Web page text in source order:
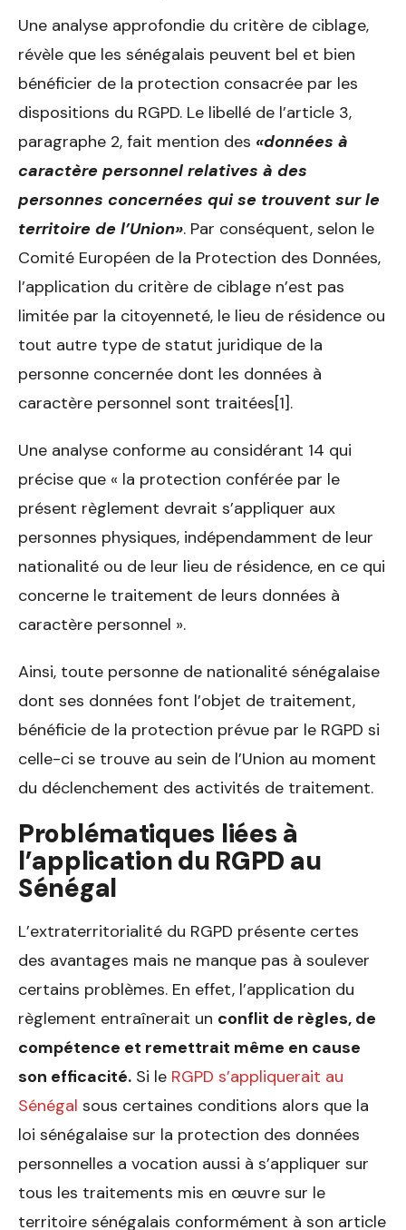
Une analyse approfondie du critère de ciblage,
révèle que les sénégalais peuvent bel et bien
bénéficier de la protection consacrée par les
dispositions du RGPD. Le libellé de l’article 3,
paragraphe 2, fait mention des «données à
caractère personnel relatives à des
personnes concernées qui se trouvent sur le
territoire de l’Union». Par conséquent, selon le
Comité Européen de la Protection des Données,
l’application du critère de ciblage n’est pas
limitée par la citoyenneté, le lieu de résidence ou
tout autre type de statut juridique de la
personne concernée dont les données à
caractère personnel sont traitées[1].
Une analyse conforme au considérant 14 qui
précise que « la protection conférée par le
présent règlement devrait s’appliquer aux
personnes physiques, indépendamment de leur
nationalité ou de leur lieu de résidence, en ce qui
concerne le traitement de leurs données à
caractère personnel ».
Ainsi, toute personne de nationalité sénégalaise
dont ses données font l’objet de traitement,
bénéficie de la protection prévue par le RGPD si
celle-ci se trouve au sein de l’Union au moment
du déclenchement des activités de traitement.
Problématiques liées à
l’application du RGPD au
Sénégal
L’extraterritorialité du RGPD présente certes
des avantages mais ne manque pas à soulever
certains problèmes. En effet, l’application du
règlement entraînerait un conflit de règles, de
compétence et remettrait même en cause
son efficacité. Si le RGPD s’appliquerait au
Sénégal sous certaines conditions alors que la
loi sénégalaise sur la protection des données
personnelles a vocation aussi à s’appliquer sur
tous les traitements mis en œuvre sur le
territoire sénégalais conformément à son article